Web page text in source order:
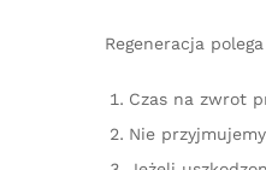
Regeneracja
Czas na zwrot
Nie